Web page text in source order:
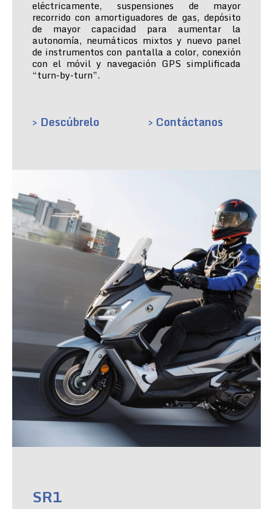
eléctricamente, suspensiones de mayor
recorrido con amortiguadores de gas, depósito
de mayor capacidad para aumentar la
autonomía, neumáticos mixtos y nuevo panel
de instrumentos con pantalla a color, conexión
con el móvil y navegación GPS simplificada
“turn-by-turn”.
> Descúbrelo > Contáctanos
SR1